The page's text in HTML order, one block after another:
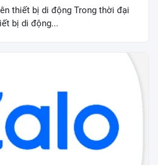
thiết bị di động Trong thời đại
bị di động...